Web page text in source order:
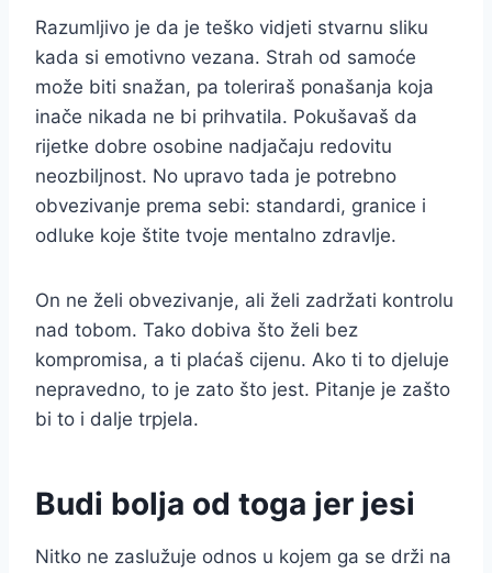
Razumljivo je da je teško vidjeti stvarnu sliku
kada si emotivno vezana. Strah od samoće
može biti snažan, pa toleriraš ponašanja koja
inače nikada ne bi prihvatila. Pokušavaš da
rijetke dobre osobine nadjačaju redovitu
neozbiljnost. No upravo tada je potrebno
obvezivanje prema sebi: standardi, granice i
odluke koje štite tvoje mentalno zdravlje.
On ne želi obvezivanje, ali želi zadržati kontrolu
nad tobom. Tako dobiva što želi bez
kompromisa, a ti plaćaš cijenu. Ako ti to djeluje
nepravedno, to je zato što jest. Pitanje je zašto
bi to i dalje trpjela.
Budi bolja od toga jer jesi
Nitko ne zaslužuje odnos u kojem ga se drži na